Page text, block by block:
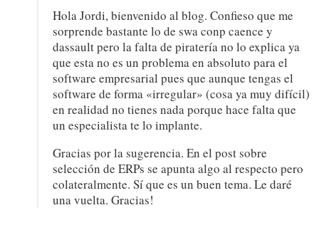
Hola Jordi, bienvenido al blog. Confieso que me
sorprende bastante lo de swa conp caence y
dassault pero la falta de piratería no lo explica ya
que esta no es un problema en absoluto para el
software empresarial pues que aunque tengas el
software de forma «irregular» (cosa ya muy difícil)
en realidad no tienes nada porque hace falta que
un especialista te lo implante.
Gracias por la sugerencia. En el post sobre
selección de ERPs se apunta algo al respecto pero
colateralmente. Sí que es un buen tema. Le daré
una vuelta. Gracias!